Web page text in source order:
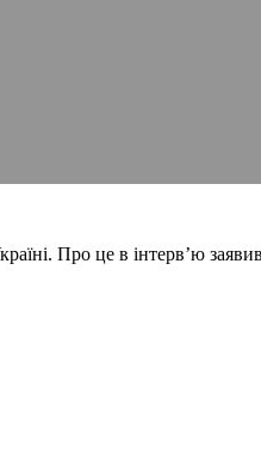
Про це в інтерв’ю